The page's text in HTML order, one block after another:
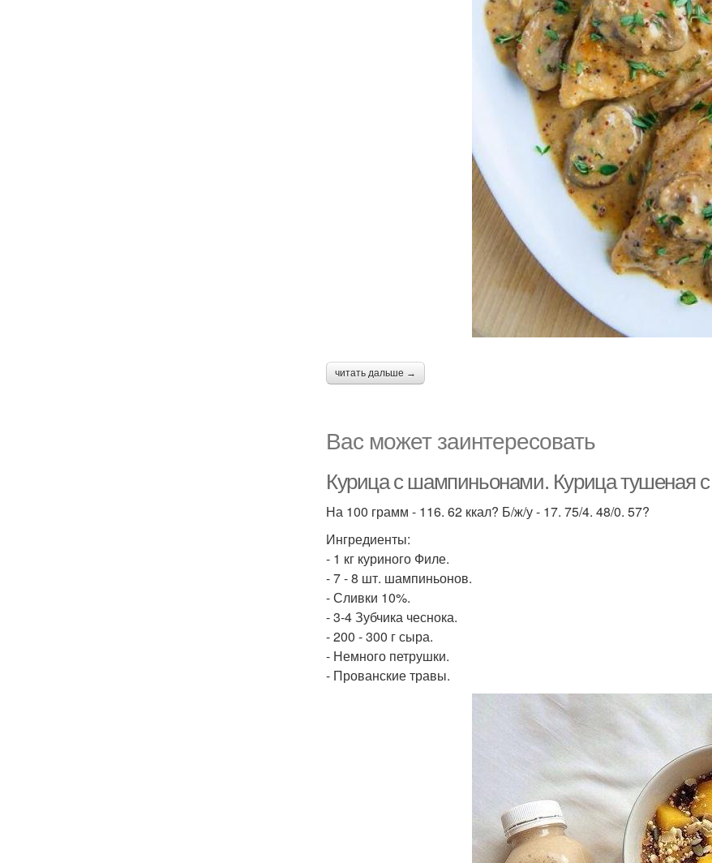
читать дальше →
Вас может заинтересовать
Курица с шампиньонами. Курица тушеная
На 100 грамм - 116. 62 ккал? Б/ж/у - 17. 75/4. 48/0. 57?
Ингредиенты:
- 1 кг куриного Филе.
- 7 - 8 шт. шампиньонов.
- Сливки 10%.
- 3-4 Зубчика чеснока.
- 200 - 300 г сыра.
- Немного петрушки.
- Прованские травы.